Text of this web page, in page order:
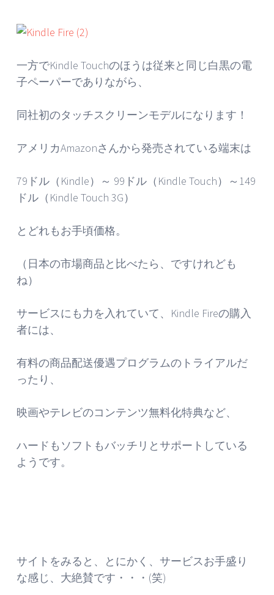
一方でKindle Touchのほうは従来と同じ白黒の電
子ペーパーでありながら、
同社初のタッチスクリーンモデルになります！
アメリカAmazonさんから発売されている端末は
79ドル（Kindle）～ 99ドル（Kindle Touch）～149
ドル（Kindle Touch 3G）
とどれもお手頃価格。
（日本の市場商品と比べたら、ですけれども
ね）
サービスにも力を入れていて、Kindle Fireの購入
者には、
有料の商品配送優遇プログラムのトライアルだ
ったり、
映画やテレビのコンテンツ無料化特典など、
ハードもソフトもバッチリとサポートしている
ようです。
サイトをみると、とにかく、サービスお手盛り
な感じ、大絶賛です・・・(笑)